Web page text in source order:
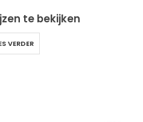
te bekijken
VERDER